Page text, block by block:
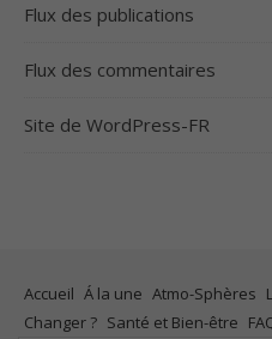
Flux des publications
Flux des commentaires
Site de WordPress-FR
Accueil Á la une Atmo-Sphères
Changer ? Santé et Bien-être